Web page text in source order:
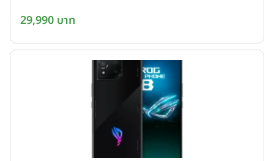
29,990 บาท